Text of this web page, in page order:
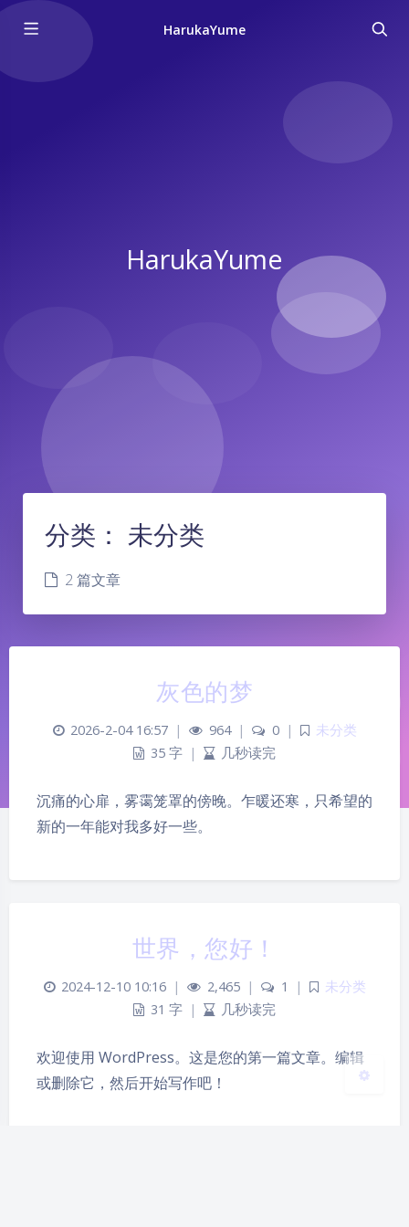
HarukaYume
HarukaYume
日落 暗化 灰度
分类： 未分类
2 篇文章
灰色的梦
2026-2-04 16:57 | 964 | 0 |
未分类
35 字 | 几秒读完
沉痛的心扉，雾霭笼罩的傍晚。乍暖还寒，只希望的
新的一年能对我多好一些。
世界，您好！
2024-12-10 10:16 | 2,465 | 1 |
未分类
31 字 | 几秒读完
欢迎使用 WordPress。这是您的第一篇文章。编辑
或删除它，然后开始写作吧！